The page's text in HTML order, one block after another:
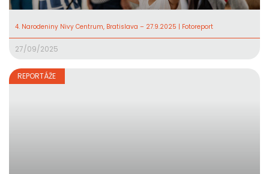
4. Narodeniny Nivy Centrum, Bratislava – 27.9.2025 | Fotoreport
27/09/2025
REPORTÁŽE